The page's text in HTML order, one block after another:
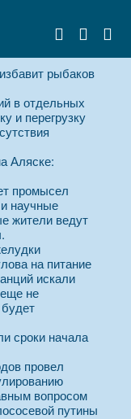
рыбаков
в отдельных
и перегрузку
Аляске:
промысел
научные
жители ведут
на питание
искали
не
сроки начала
провел
вопросом
путины